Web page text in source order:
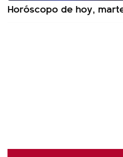
Horóscopo de hoy,